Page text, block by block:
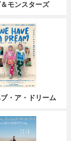
モンスターズ
・ア・ドリーム